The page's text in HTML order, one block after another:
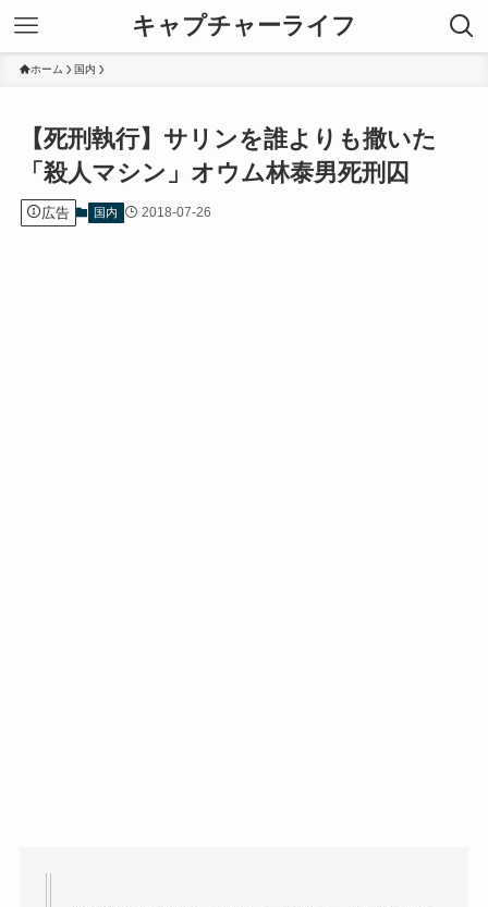
キャプチャーライフ
ホーム 国内
【死刑執行】サリンを誰よりも撒いた
「殺人マシン」オウム林泰男死刑囚
広告 国内 2018-07-26